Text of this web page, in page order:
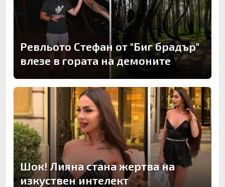
Ревльото Стефан от "Биг брадър"
влезе в гората на демоните
Шок! Лияна стана жертва на
изкуствен интелект